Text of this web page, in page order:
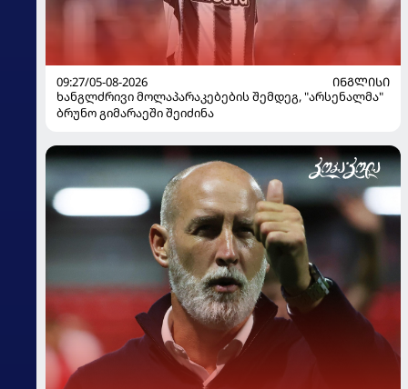
09:27/05-08-2026
ᲘᲜᲒᲚᲘᲡᲘ
ხანგლძრივი მოლაპარაკებების შემდეგ, "არსენალმა"
ბრუნო გიმარაეში შეიძინა